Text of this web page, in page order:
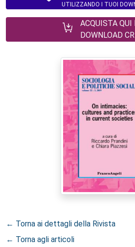
UTILIZZANDO I TUOI
ACQUISTA QUI
DOWNLOAD
← Torna ai dettagli della Rivista
← Torna agli articoli